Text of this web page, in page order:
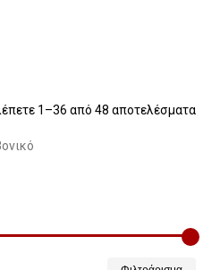
1–36 από 48 αποτελέσματα